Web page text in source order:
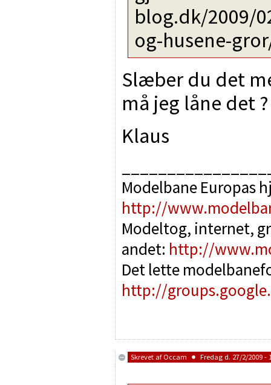
blog.dk/2009/
og-husene-
Slæber du det
må jeg låne det ?
Klaus
Modelbane Europas
http://
Modeltog, internet,
andet: http://
Det lette
http://
Skrevet af Occam Fredag d. 27/2/2009 -